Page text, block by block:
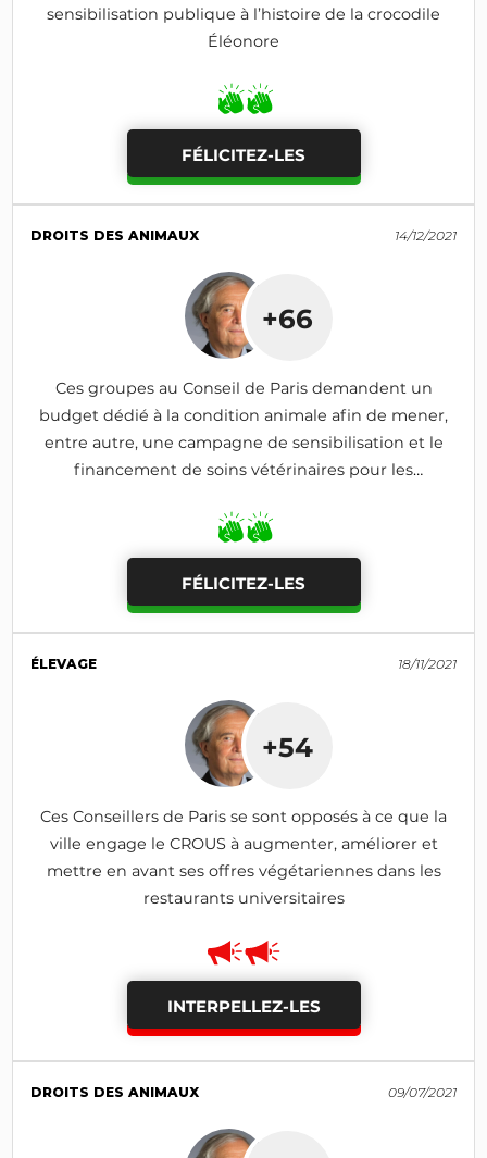
sensibilisation publique à l’histoire de la crocodile
Éléonore
FÉLICITEZ-LES
DROITS DES ANIMAUX 14/12/2021
+66
Ces groupes au Conseil de Paris demandent un
budget dédié à la condition animale afin de mener,
entre autre, une campagne de sensibilisation et le
financement de soins vétérinaires pour les
FÉLICITEZ-LES
ÉLEVAGE 18/11/2021
+54
Ces Conseillers de Paris se sont opposés à ce que la
ville engage le CROUS à augmenter, améliorer et
mettre en avant ses offres végétariennes dans les
restaurants universitaires
INTERPELLEZ-LES
DROITS DES ANIMAUX 09/07/2021